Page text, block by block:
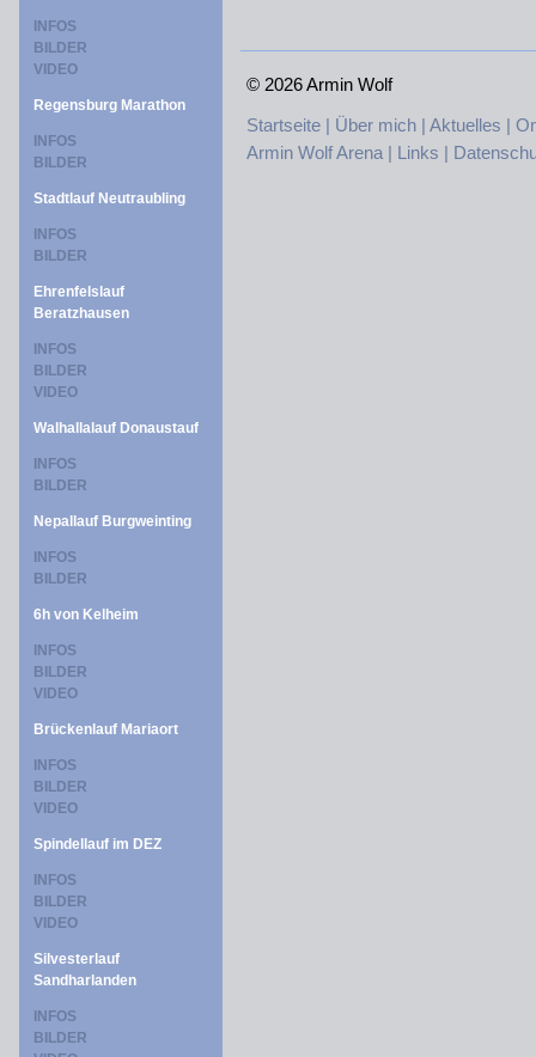
INFOS
BILDER
VIDEO
Regensburg Marathon
INFOS
BILDER
Stadtlauf Neutraubling
INFOS
BILDER
Ehrenfelslauf
Beratzhausen
INFOS
BILDER
VIDEO
Walhallalauf Donaustauf
INFOS
BILDER
Nepallauf Burgweinting
INFOS
BILDER
6h von Kelheim
INFOS
BILDER
VIDEO
Brückenlauf Mariaort
INFOS
BILDER
VIDEO
Spindellauf im DEZ
INFOS
BILDER
VIDEO
Silvesterlauf
Sandharlanden
INFOS
BILDER
© 2026 Armin Wolf
Startseite | Über mich | Aktuelles |
Armin Wolf Arena | Links |